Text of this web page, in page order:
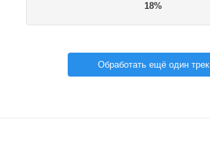
19%
Обработать ещё один трек